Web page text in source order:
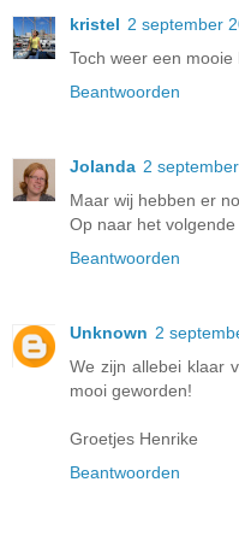
kristel 2 september
Toch weer een
Beantwoorden
Jolanda 2
Maar wij hebben er
Op naar het
Beantwoorden
Unknown 2
We zijn allebei klaar
mooi geworden!
Groetjes Henrike
Beantwoorden